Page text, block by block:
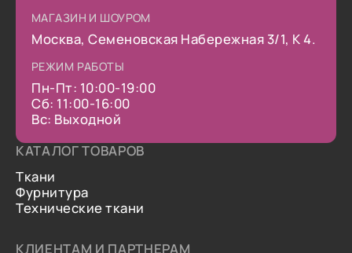
МАГАЗИН И ШОУРОМ
Москва, Семеновская Набережная 3/1, К 4.
РЕЖИМ РАБОТЫ
Пн-Пт: 10:00-19:00
Сб: 11:00-16:00
Вс: Выходной
КАТАЛОГ ТОВАРОВ
Ткани
Фурнитура
Технические ткани
КЛИЕНТАМ И ПАРТНЕРАМ